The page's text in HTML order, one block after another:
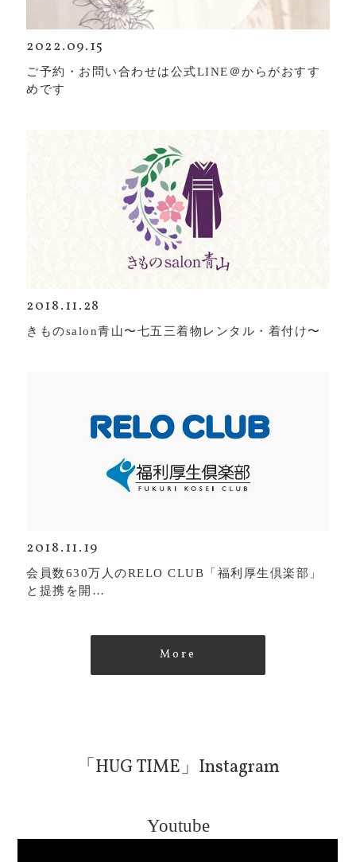
2022.09.15
ご予約・お問い合わせは公式LINE＠からがおすす
めです
2018.11.28
きものsalon青山〜七五三着物レンタル・着付け〜
2018.11.19
会員数630万人のRELO CLUB「福利厚生倶楽部」
と提携を開…
More
「HUG TIME」Instagram
Youtube